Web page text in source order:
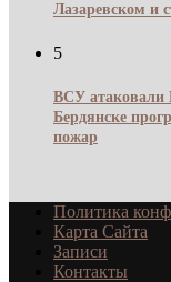
Лазаревском и
5
ВСУ атаковали
Бердянске
пожар
Политика
Карта Сайта
Записи
Контакты